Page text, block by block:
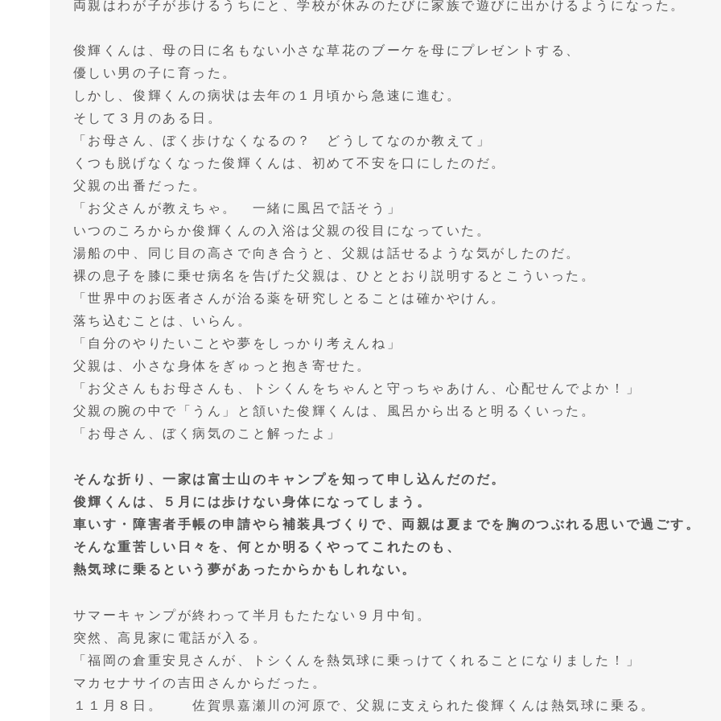
両親はわが子が歩けるうちにと、学校が休みのたびに家族で遊びに出かけるようになった。
俊輝くんは、母の日に名もない小さな草花のブーケを母にプレゼントする、
優しい男の子に育った。
しかし、俊輝くんの病状は去年の１月頃から急速に進む。
そして３月のある日。
「お母さん、ぼく歩けなくなるの？ どうしてなのか教えて」
くつも脱げなくなった俊輝くんは、初めて不安を口にしたのだ。
父親の出番だった。
「お父さんが教えちゃ。 一緒に風呂で話そう」
いつのころからか俊輝くんの入浴は父親の役目になっていた。
湯船の中、同じ目の高さで向き合うと、父親は話せるような気がしたのだ。
裸の息子を膝に乗せ病名を告げた父親は、ひととおり説明するとこういった。
「世界中のお医者さんが治る薬を研究しとることは確かやけん。
落ち込むことは、いらん。
「自分のやりたいことや夢をしっかり考えんね」
父親は、小さな身体をぎゅっと抱き寄せた。
「お父さんもお母さんも、トシくんをちゃんと守っちゃあけん、心配せんでよか！」
父親の腕の中で「うん」と頷いた俊輝くんは、風呂から出ると明るくいった。
「お母さん、ぼく病気のこと解ったよ」
そんな折り、一家は富士山のキャンプを知って申し込んだのだ。
俊輝くんは、５月には歩けない身体になってしまう。
車いす・障害者手帳の申請やら補装具づくりで、両親は夏までを胸のつぶれる思いで過ごす。
そんな重苦しい日々を、何とか明るくやってこれたのも、
熱気球に乗るという夢があったからかもしれない。
サマーキャンプが終わって半月もたたない９月中旬。
突然、高見家に電話が入る。
「福岡の倉重安見さんが、トシくんを熱気球に乗っけてくれることになりました！」
マカセナサイの吉田さんからだった。
１１月８日。 佐賀県嘉瀬川の河原で、父親に支えられた俊輝くんは熱気球に乗る。